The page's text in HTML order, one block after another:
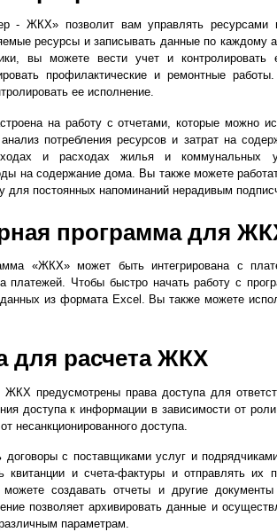
- ЖКХ» позволит вам управлять
ресурсы и записывать данные по каждому
вы можете вести учет и контролировать
профилактические и ремонтные
ее исполнение.
на работу с отчетами, которые можно
потребления ресурсов и затрат на
и расходах жилья и коммунальных
на содержание дома. Вы также можете
для постоянных напоминаний нерадивым
программа для
«ЖКХ» может быть интегрирована с
платежей. Чтобы быстро начать работу с
из формата Excel. Вы также можете
для расчета ЖКХ
ЖКХ предусмотрены права доступа для
доступа к информации в зависимости от
несанкционированного доступа.
с поставщиками услуг и
квитанции и счета-фактуры и отправлять их
создавать отчеты и другие
позволяет архивировать данные и
параметрам.